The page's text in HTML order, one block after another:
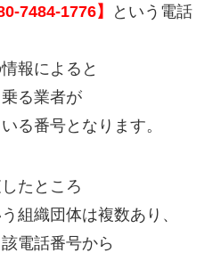
7484-1776】
という電話
報によると
乗る業者が
る番号となります。
たところ
組織団体は複数あり、
電話番号から